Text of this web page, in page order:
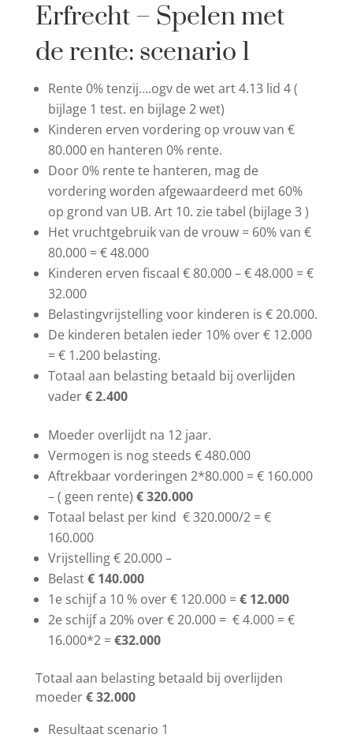
Erfrecht – Spelen met
de rente: scenario 1
Rente 0% tenzij….ogv de wet art 4.13 lid 4 (
bijlage 1 test. en bijlage 2 wet)
Kinderen erven vordering op vrouw van €
80.000 en hanteren 0% rente.
Door 0% rente te hanteren, mag de
vordering worden afgewaardeerd met 60%
op grond van UB. Art 10. zie tabel (bijlage 3 )
Het vruchtgebruik van de vrouw = 60% van €
80.000 = € 48.000
Kinderen erven fiscaal € 80.000 – € 48.000 = €
32.000
Belastingvrijstelling voor kinderen is € 20.000.
De kinderen betalen ieder 10% over € 12.000
= € 1.200 belasting.
Totaal aan belasting betaald bij overlijden
vader€ 2.400
Moeder overlijdt na 12 jaar.
Vermogen is nog steeds € 480.000
Aftrekbaar vorderingen 2*80.000 = € 160.000
– ( geen rente) € 320.000
Totaal belast per kind € 320.000/2 = €
160.000
Vrijstelling € 20.000 –
Belast€ 140.000
1e schijf a 10 % over € 120.000 =€ 12.000
2e schijf a 20% over € 20.000 = € 4.000 = €
16.000*2 =€32.000
Totaal aan belasting betaald bij overlijden
moeder€ 32.000
Resultaat scenario 1